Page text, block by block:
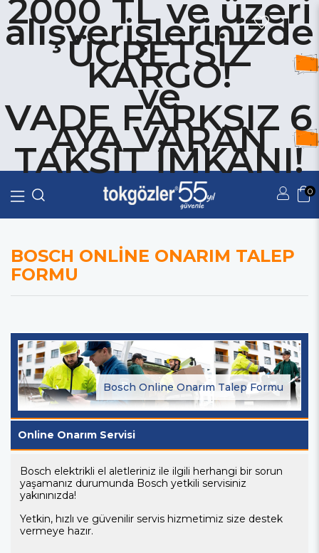
2000 TL ve üzeri
alışverişlerinizde
ÜCRETSİZ
KARGO!
ve
VADE FARKSIZ 6
AYA VARAN
TAKSİT İMKANI!
0
BOSCH ONLİNE ONARIM TALEP
FORMU
Bosch Online Onarım Talep Formu
Online Onarım Servisi
Bosch elektrikli el aletleriniz ile ilgili herhangi bir sorun
yaşamanız durumunda Bosch yetkili servisiniz
yakınınızda!
Yetkin, hızlı ve güvenilir servis hizmetimiz size destek
vermeye hazır.